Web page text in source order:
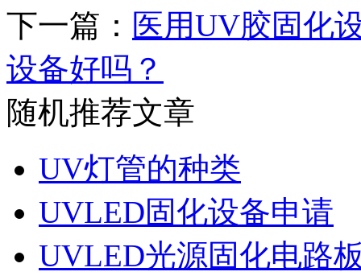
下一篇： 医用UV胶固化
设备好吗？
随机推荐文章
UV灯管的种类
UVLED固化设备申请
UVLED光源固化电路